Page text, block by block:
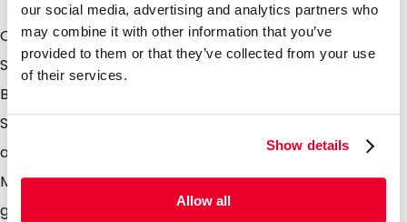
our social media, advertising and analytics partners who
may combine it with other information that you’ve
provided to them or that they’ve collected from your use
of their services.
Show details
Allow all
Qualitativ hochwertiger Mundschutz mit perfektem
Sitz. Dieser Mundschutz eignet sich um Viren und
Bakterien zu filtern und sorgen so für einen optimalen
Schutz. Die Masken sind atmungsaktiv, leicht und
angenehm zu tragen. Type FFP1- KN95 zertifiziert Der
Mundschutz ist durch ProQaris in den Niederlanden
getestet und FFP1 zertifiziert entsprechend EN149.